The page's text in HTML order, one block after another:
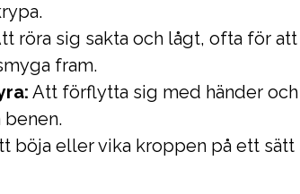
röra sig sakta och lågt, ofta för
fram.
Att förflytta sig med händer
benen.
böja eller vika kroppen på ett sätt